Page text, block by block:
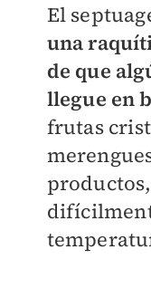
El
una
de que
llegue en
frutas